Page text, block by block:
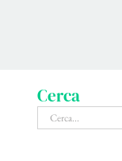
Cerca
Cerca
per: